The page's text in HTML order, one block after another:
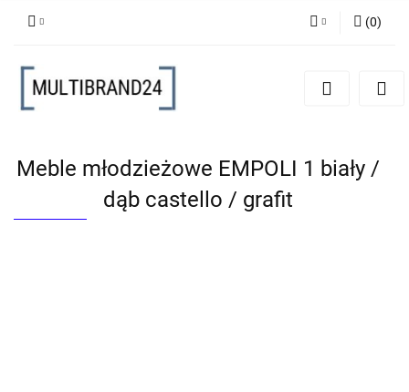
Zarejestruj się
(0)
Meble młodzieżowe EMPOLI 1 biały /
dąb castello / grafit